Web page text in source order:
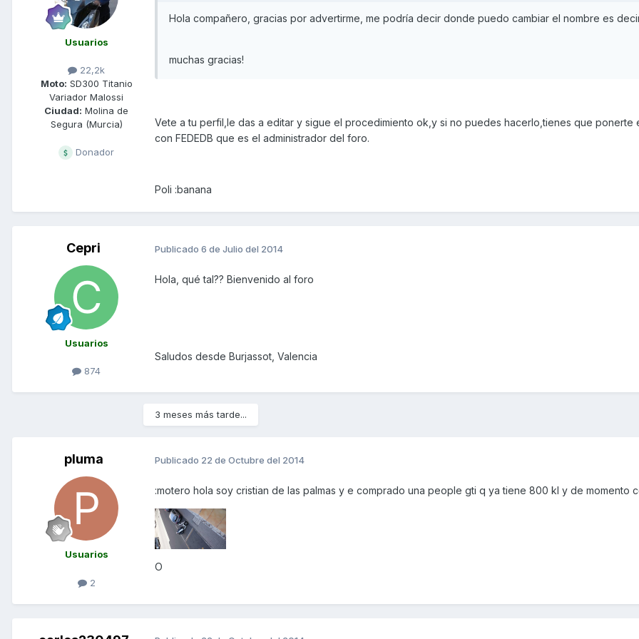
Usuarios
22,2k
Moto: SD300 Titanio
Variador Malossi
Ciudad: Molina de
Segura (Murcia)
Donador
Hola compañero, gracias por advertirme, me podría decir donde puedo cambiar el nombre es
muchas gracias!
Vete a tu perfil,le das a editar y sigue el procedimiento ok,y si no puedes hacerlo,tienes que ponerte
con FEDEDB que es el administrador del foro.
Poli :banana
Cepri
Usuarios
874
Publicado 6 de Julio del 2014
Hola, qué tal?? Bienvenido al foro
Saludos desde Burjassot, Valencia
3 meses más tarde...
pluma
Usuarios
2
Publicado 22 de Octubre del 2014
:motero hola soy cristian de las palmas y e comprado una people gti q ya tiene 800 kl y de momento
O